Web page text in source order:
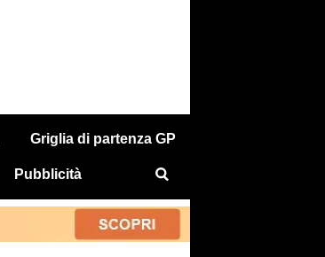
Griglia di partenza GP
Pubblicità